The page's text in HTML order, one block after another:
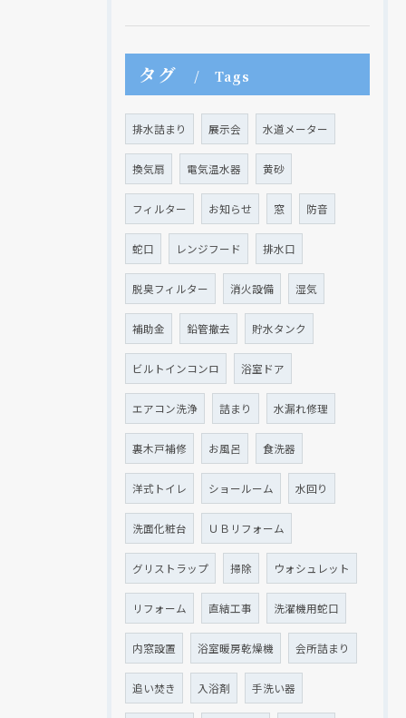
タグ Tags
排水詰まり 展示会 水道メーター
換気扇 電気温水器 黄砂
フィルター お知らせ 窓 防音
蛇口 レンジフード 排水口
脱臭フィルター 消火設備 湿気
補助金 鉛管撤去 貯水タンク
ビルトインコンロ 浴室ドア
エアコン洗浄 詰まり 水漏れ修理
裏木戸補修 お風呂 食洗器
洋式トイレ ショールーム 水回り
洗面化粧台 ＵＢリフォーム
グリストラップ 掃除 ウォシュレット
リフォーム 直結工事 洗濯機用蛇口
内窓設置 浴室暖房乾燥機 会所詰まり
追い焚き 入浴剤 手洗い器
現在、新聞に入っている折込チラシです。
クリックでチラシのページにジャンプします
現在、新聞に入っている折込チラシです。
クリックでチラシのページにジャンプします